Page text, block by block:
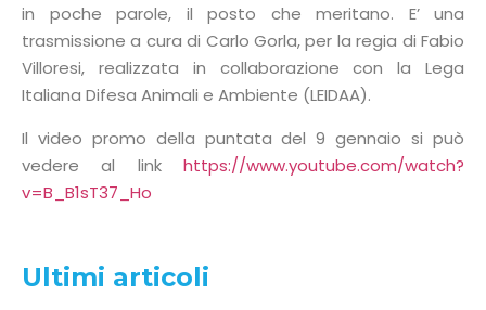
in poche parole, il posto che meritano. E’ una
trasmissione a cura di Carlo Gorla, per la regia di Fabio
Villoresi, realizzata in collaborazione con la Lega
Italiana Difesa Animali e Ambiente (LEIDAA).
Il video promo della puntata del 9 gennaio si può
vedere al link https://www.youtube.com/watch?
v=B_B1sT37_Ho
Ultimi articoli